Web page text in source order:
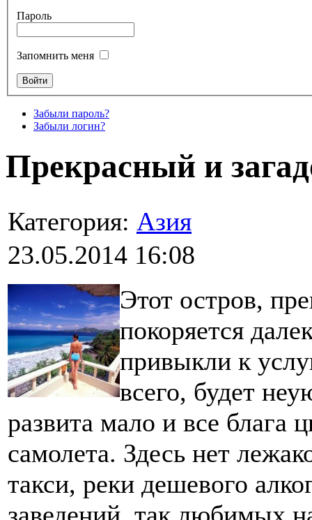
Пароль
Запомнить меня
Забыли пароль?
Забыли логин?
Прекрасный и
Категория: Азия
23.05.2014 16:08
Этот остров,
покоряется
привыкли к
всего, будет
развита мало и все блага
самолета. Здесь нет
такси, реки дешевого